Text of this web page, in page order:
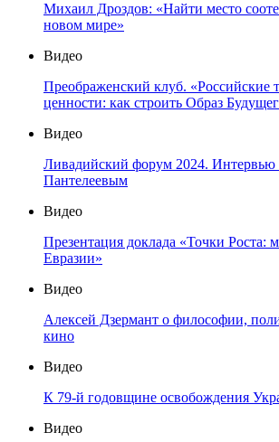
Михаил Дроздов: «Найти место
новом мире»
Видео
Преображенский клуб. «Российские
ценности: как строить Образ
Видео
Ливадийский форум 2024. Интервью
Пантелеевым
Видео
Презентация доклада «Точки Роста:
Евразии»
Видео
Алексей Дзермант о философии,
кино
Видео
К 79-й годовщине освобождения
Видео